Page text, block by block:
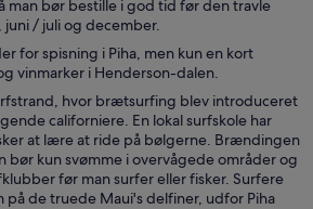
man bør bestille i god tid før den travle
/ juli og december.
for spisning i Piha, men kun en kort
vinmarker i Henderson-dalen.
hvor brætsurfing blev introduceret
californiere. En lokal surfskole har
at lære at ride på bølgerne. Brændingen
bør kun svømme i overvågede områder og
før man surfer eller fisker. Surfere
på de truede Maui's delfiner, udfor Piha